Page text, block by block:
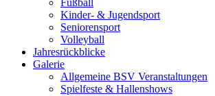
Fußball
Kinder- & Jugendsport
Seniorensport
Volleyball
Jahresrückblicke
Galerie
Allgemeine BSV Veranstaltungen
Spielfeste & Hallenshows